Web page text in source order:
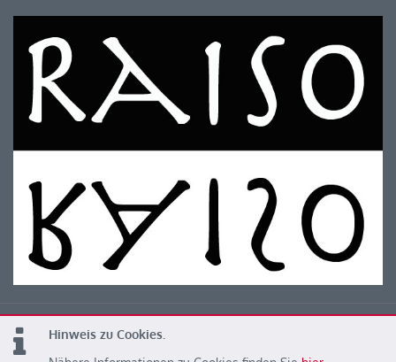
Hinweis zu Cookies.
© 2026 Kärntner Leichtathletik Verband